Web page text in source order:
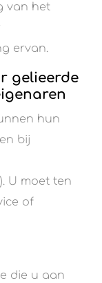
van het
ervan.
gelieerde
hun
bij
U moet ten
of
die u aan